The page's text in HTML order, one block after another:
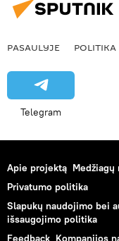
PASAULYJE POLITIKA
Telegram
Apie projektą
Privatumo politika
Slapukų naudojimo bei
išsaugojimo politika
Feedback Kompanijos